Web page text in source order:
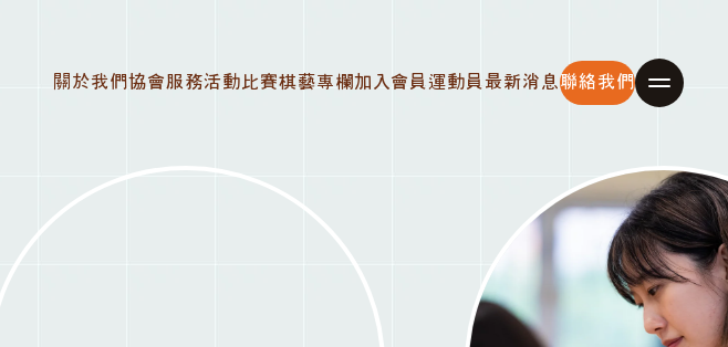
關於我們協會服務活動比賽棋藝專欄加入會員運動員最新消息聯絡我們